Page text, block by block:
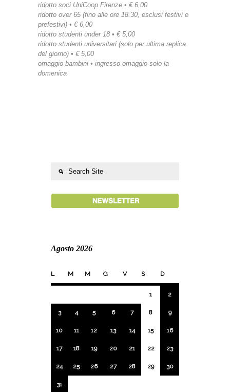
ridotto soci UniCoop Firenze • € 6,00
ridotto over 65 (fino alle ore 18.30, esclusi festivi e
prefestivi) • € 6,00
ridotto studenti under 18 • € 5,00
ridotto studenti universitari (solo per ultima replica
del giorno) • € 5,00
omaggio bambini • ingresso omaggio solo la
domenica
Agosto 2026
L M M G V S D
1 2
3 4 5 6 7 8 9
10 11 12 13 14 15 16
17 18 19 20 21 22 23
24 25 26 27 28 29 30
31